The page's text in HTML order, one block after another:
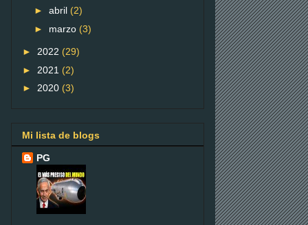
► abril (2)
► marzo (3)
► 2022 (29)
► 2021 (2)
► 2020 (3)
Mi lista de blogs
PG